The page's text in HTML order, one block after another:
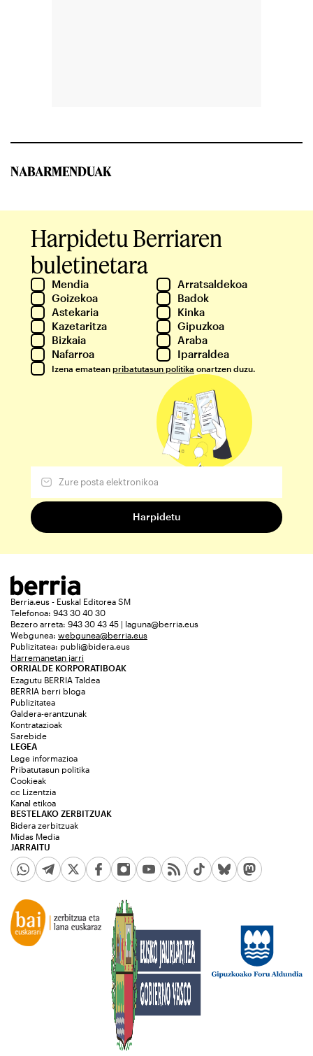
NABARMENDUAK
Harpidetu Berriaren
buletinetara
Mendia
Arratsaldekoa
Goizekoa
Badok
Astekaria
Kinka
Kazetaritza
Gipuzkoa
Bizkaia
Araba
Nafarroa
Iparraldea
Izena ematean pribatutasun politika onartzen duzu.
Berria.eus - Euskal Editorea SM
Telefonoa: 943 30 40 30
Bezero arreta: 943 30 43 45 | laguna@berria.eus
Webgunea: webgunea@berria.eus
Publizitatea: publi@bidera.eus
Harremanetan jarri
ORRIALDE KORPORATIBOAK
Ezagutu BERRIA Taldea
BERRIA berri bloga
Publizitatea
Galdera-erantzunak
Kontratazioak
Sarebide
JARRAITU
LEGEA
Lege informazioa
Pribatutasun politika
Cookieak
cc Lizentzia
Kanal etikoa
BESTELAKO ZERBITZUAK
Bidera zerbitzuak
Midas Media